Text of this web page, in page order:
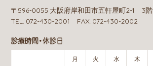
〒596-0055 大阪府岸和田市五軒屋町2-1 3階
TEL. 072-430-2001 FAX. 072-430-2002
診療時間・休診日
月 火 水 木